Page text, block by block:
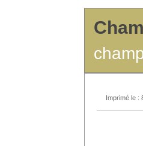
Imprimé le :